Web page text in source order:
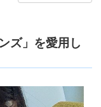
ズ」を愛用し